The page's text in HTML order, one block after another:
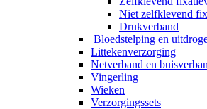
Niet zelfklevend
Drukverband
Bloedstelping en
Littekenverzorging
Netverband en
Vingerling
Wieken
Verzorgingssets